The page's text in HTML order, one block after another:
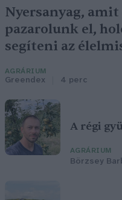
Nyersanyag,
pazarolunk el,
segíteni az
AGRÁRIUM
Greendex 4 perc
A régi
AGRÁRIUM
Börzsey